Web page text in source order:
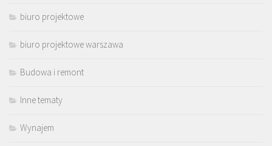
biuro projektowe
biuro projektowe warszawa
Budowa i remont
Inne tematy
Wynajem